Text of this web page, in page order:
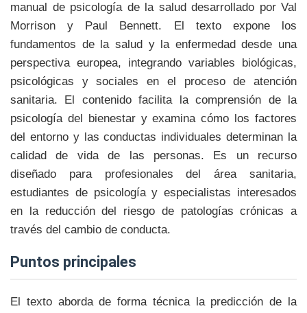
manual de psicología de la salud desarrollado por Val
Morrison y Paul Bennett. El texto expone los
fundamentos de la salud y la enfermedad desde una
perspectiva europea, integrando variables biológicas,
psicológicas y sociales en el proceso de atención
sanitaria. El contenido facilita la comprensión de la
psicología del bienestar y examina cómo los factores
del entorno y las conductas individuales determinan la
calidad de vida de las personas. Es un recurso
diseñado para profesionales del área sanitaria,
estudiantes de psicología y especialistas interesados
en la reducción del riesgo de patologías crónicas a
través del cambio de conducta.
puntos principales
El texto aborda de forma técnica la predicción de la